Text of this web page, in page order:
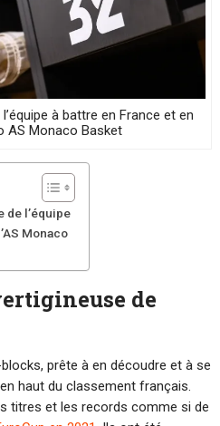
à battre en France et en
AS Monaco Basket
de l’équipe
Monaco
de
prête à en découdre et à se
haut du classement français.
titres et les records comme si de